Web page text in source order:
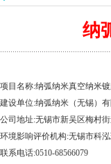
纳
项目名称:纳弧纳米真空纳米
建设单位:纳弧纳米（无锡）有
公司地址:无锡市新吴区梅村
环境影响评价机构:无锡市科
联系电话:0510-68566079